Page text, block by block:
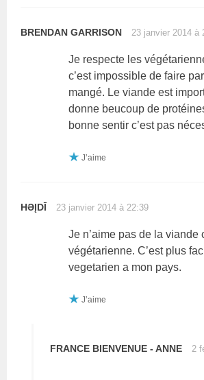
BRENDAN GARRISON 23 janvier 2014 à
Je respecte les
c’est impossible de faire
mangé. Le viande est
donne beucoup de
bonne sentir c’est pas
J’aime
HƏĮDĪ 23 janvier 2014 à 22:39
Je n’aime pas de la viande
végétarienne. C’est plus
vegetarien a mon pays.
J’aime
FRANCE BIENVENUE - ANNE 2